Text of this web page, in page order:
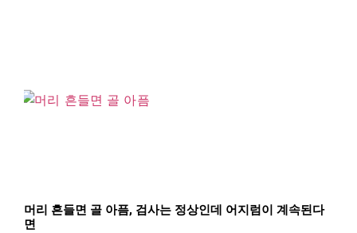
머리 흔들면 골 아픔, 검사는 정상인데 어지럼이 계속된다
면